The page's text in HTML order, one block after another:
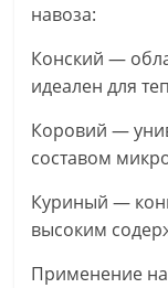
навоза:
Конский —
идеален для
Коровий —
составом
Куриный —
высоким
Применение